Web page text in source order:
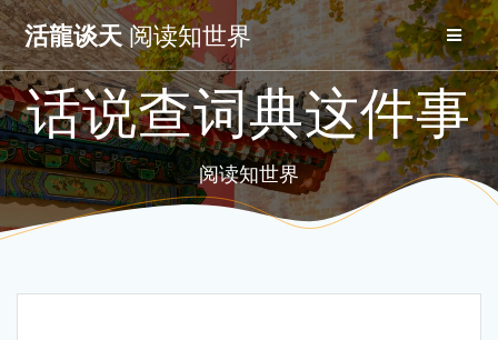
Skip
to
content
活龍谈天阅读知世界
话说查词典这件事
阅读知世界